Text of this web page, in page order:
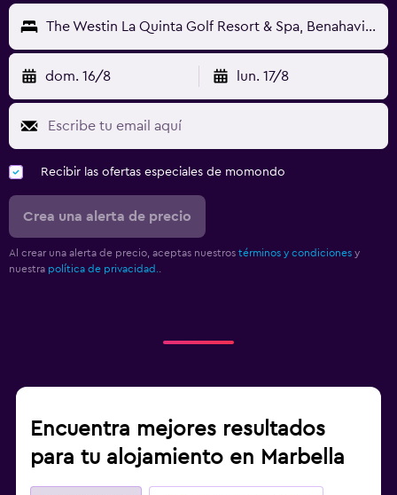
The Westin La Quinta Golf Resort & Spa, Benahavis, Marbella
dom. 16/8 lun. 17/8
Recibir las ofertas especiales de momondo
Crea una alerta de precio
Al crear una alerta de precio, aceptas nuestros términos y condiciones y
nuestra política de privacidad.
Encuentra mejores resultados
para tu alojamiento en Marbella